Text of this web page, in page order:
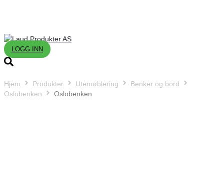
LOGG INN
Hjem Produkter Utemøblering
Benker og bord
Oslobenken
Oslobenken